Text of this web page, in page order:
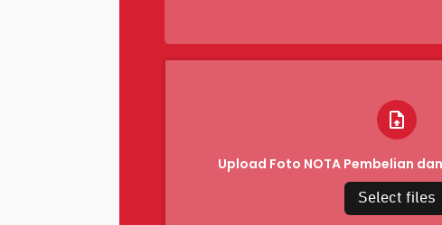
Upload Foto NOTA Pembelian
Select files